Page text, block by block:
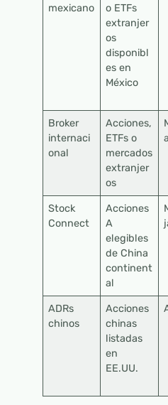
mexicano
o ETFs
extranjer
os
disponibl
es en
México
Broker
internaci
onal
Acciones,
ETFs o
mercados
extranjer
os
a
Stock
Connect
Acciones
A
elegibles
de China
continent
al
ADRs
chinos
Acciones
chinas
listadas
en
EE.UU.